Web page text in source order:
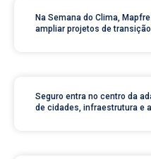
Na Semana do Clima,
ampliar projetos de
Seguro entra no centro da
de cidades, infraestrutura e